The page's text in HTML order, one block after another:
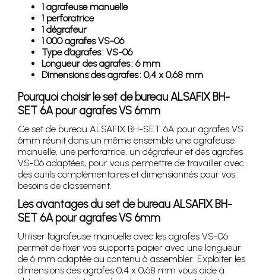
1 agrafeuse manuelle
1 perforatrice
1 dégrafeur
1 000 agrafes VS-06
Type d’agrafes : VS-06
Longueur des agrafes : 6 mm
Dimensions des agrafes : 0,4 x 0,68 mm
Pourquoi choisir le set de bureau ALSAFIX BH-
SET 6A pour agrafes VS 6mm
Ce set de bureau ALSAFIX BH-SET 6A pour agrafes VS
6mm réunit dans un même ensemble une agrafeuse
manuelle, une perforatrice, un dégrafeur et des agrafes
VS-06 adaptées, pour vous permettre de travailler avec
des outils complémentaires et dimensionnés pour vos
besoins de classement.
Les avantages du set de bureau ALSAFIX BH-
SET 6A pour agrafes VS 6mm
Utiliser l’agrafeuse manuelle avec les agrafes VS-06
permet de fixer vos supports papier avec une longueur
de 6 mm adaptée au contenu à assembler. Exploiter les
dimensions des agrafes 0,4 x 0,68 mm vous aide à